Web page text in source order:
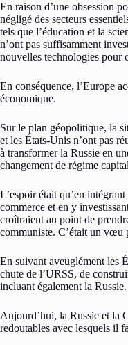
En raison d’une obsession
négligé des secteurs
tels que l’éducation et la
n’ont pas suffisamment
nouvelles technologies pour
En conséquence, l’Europe
économique.
Sur le plan géopolitique, la
et les États-Unis n’ont pas
à transformer la Russie en
changement de régime
L’espoir était qu’en
commerce et en y
croîtraient au point de
communiste. C’était un vœu
En suivant aveuglément les
chute de l’URSS, de
incluant également la Russie.
Aujourd’hui, la Russie et la
redoutables avec lesquels il